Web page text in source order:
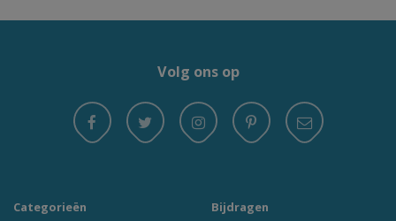
Volg ons op
Categorieën
Bijdragen